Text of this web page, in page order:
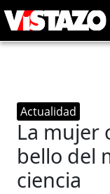
Actualidad
La mujer
bello del
ciencia